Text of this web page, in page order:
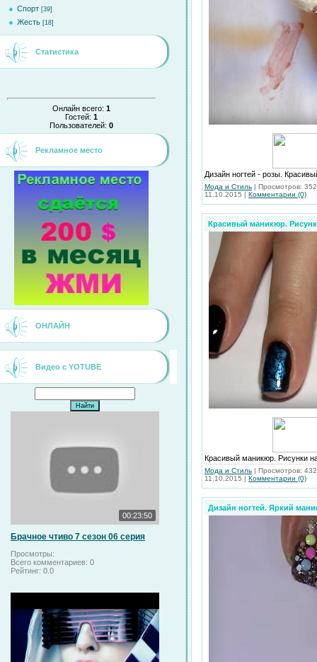
Спорт [39]
Жесть [18]
Статистика
Онлайн всего: 1
Гостей: 1
Пользователей: 0
Рекламное место
ОНЛАЙН
Видео с YOTUBE
00:23:50
Брачное чтиво 7 сезон 06 серия
Просмотры:
Всего комментариев: 0
Рейтинг: 0.0
Дизайн ногтей - розы.
Мода и Стиль | Просмотров: 352
11.10.2015 | Комментарии (0)
Красивый маникюр.
Красивый маникюр. Рисунки на
Мода и Стиль | Просмотров: 432
11.10.2015 | Комментарии (0)
Дизайн ногтей. Яркий